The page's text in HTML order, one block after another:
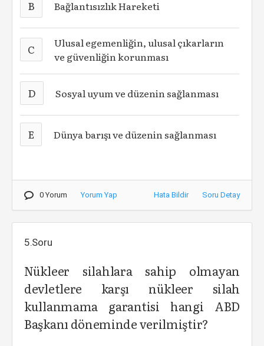
B Bağlantısızlık Hareketi
C
Ulusal egemenliğin, ulusal çıkarların
ve güvenliğin korunması
D Sosyal uyum ve düzenin sağlanması
E Dünya barışı ve düzenin sağlanması
0 Yorum Yorum Yap Hata Bildir Soru Detay
5.Soru
Nükleer silahlara sahip olmayan
devletlere karşı nükleer silah
kullanmama garantisi hangi ABD
Başkanı döneminde verilmiştir?